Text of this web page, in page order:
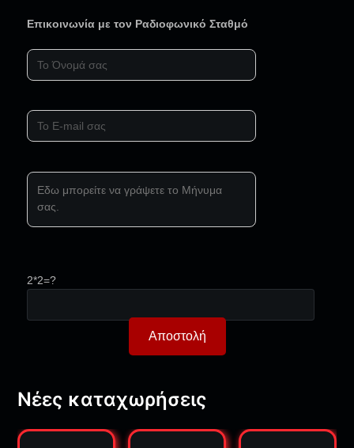
Επικοινωνία με τον Ραδιοφωνικό Σταθμό
2*2=?
Νέες καταχωρήσεις